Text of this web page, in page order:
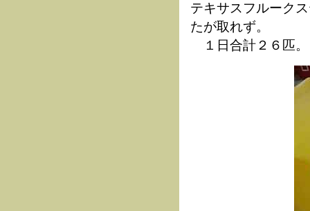
テキサスフルーク
たが取れず。
１日合計２６匹。